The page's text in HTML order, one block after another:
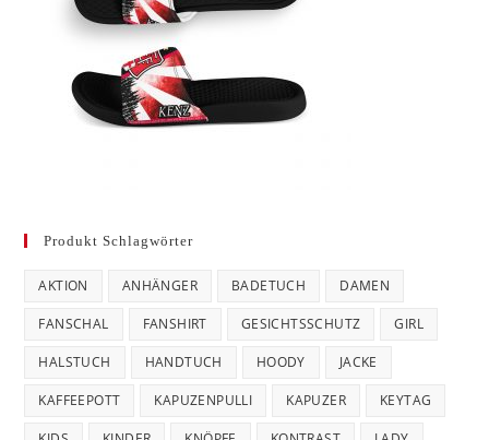
Produkt Schlagwörter
AKTION ANHÄNGER BADETUCH DAMEN
FANSCHAL FANSHIRT GESICHTSSCHUTZ GIRL
HALSTUCH HANDTUCH HOODY JACKE
KAFFEEPOTT KAPUZENPULLI KAPUZER KEYTAG